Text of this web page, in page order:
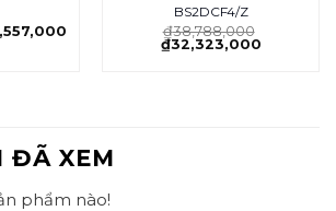
BS2DCF4/Z
₫38,788,000
₫32,323,000
ĐÃ XEM
phẩm nào!